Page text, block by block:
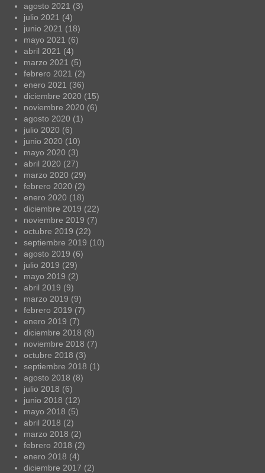
agosto 2021 (3)
julio 2021 (4)
junio 2021 (18)
mayo 2021 (6)
abril 2021 (4)
marzo 2021 (5)
febrero 2021 (2)
enero 2021 (36)
diciembre 2020 (15)
noviembre 2020 (6)
agosto 2020 (1)
julio 2020 (6)
junio 2020 (10)
mayo 2020 (3)
abril 2020 (27)
marzo 2020 (29)
febrero 2020 (2)
enero 2020 (18)
diciembre 2019 (22)
noviembre 2019 (7)
octubre 2019 (22)
septiembre 2019 (10)
agosto 2019 (6)
julio 2019 (29)
mayo 2019 (2)
abril 2019 (9)
marzo 2019 (9)
febrero 2019 (7)
enero 2019 (7)
diciembre 2018 (8)
noviembre 2018 (7)
octubre 2018 (3)
septiembre 2018 (1)
agosto 2018 (8)
julio 2018 (6)
junio 2018 (12)
mayo 2018 (5)
abril 2018 (2)
marzo 2018 (2)
febrero 2018 (2)
enero 2018 (4)
diciembre 2017 (2)